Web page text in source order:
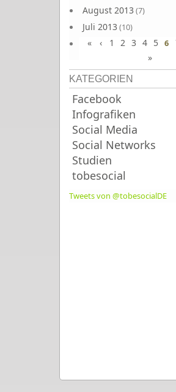
August 2013 (7)
Juli 2013 (10)
Juni 2013(10)
« ‹ 1 2 3 4 5 6
»
KATEGORIEN
Facebook
Infografiken
Social Media
Social Networks
Studien
tobesocial
Tweets von @tobesocialDE